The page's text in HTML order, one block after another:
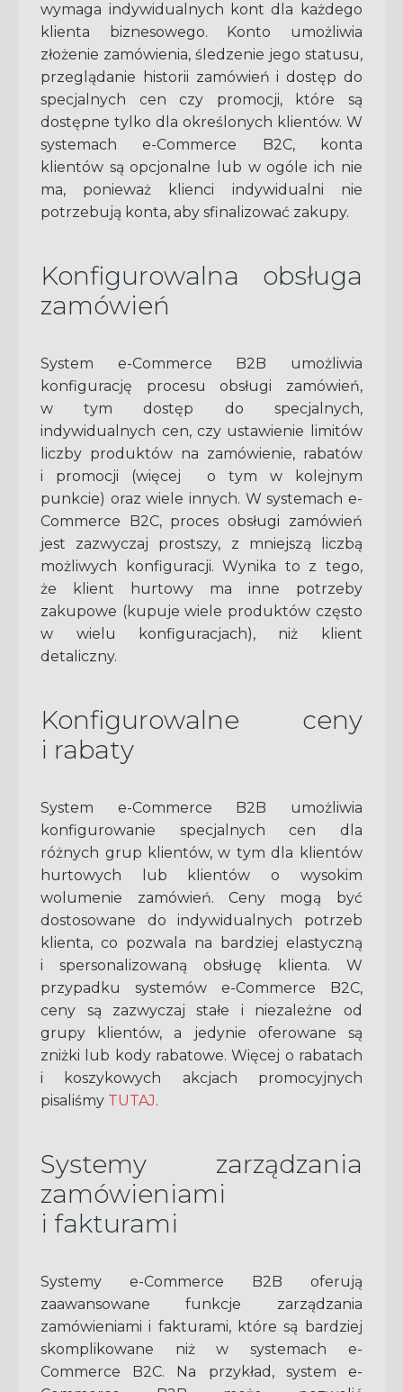
wymaga indywidualnych kont dla każdego
klienta biznesowego. Konto umożliwia
złożenie zamówienia, śledzenie jego statusu,
przeglądanie historii zamówień i dostęp do
specjalnych cen czy promocji, które są
dostępne tylko dla określonych klientów. W
systemach e-Commerce B2C, konta
klientów są opcjonalne lub w ogóle ich nie
ma, ponieważ klienci indywidualni nie
potrzebują konta, aby sfinalizować zakupy.
Konfigurowalna obsługa
zamówień
System e-Commerce B2B umożliwia
konfigurację procesu obsługi zamówień,
w tym dostęp do specjalnych,
indywidualnych cen, czy ustawienie limitów
liczby produktów na zamówienie, rabatów
i promocji (więcej o tym w kolejnym
punkcie) oraz wiele innych. W systemach e-
Commerce B2C, proces obsługi zamówień
jest zazwyczaj prostszy, z mniejszą liczbą
możliwych konfiguracji. Wynika to z tego,
że klient hurtowy ma inne potrzeby
zakupowe (kupuje wiele produktów często
w wielu konfiguracjach), niż klient
detaliczny.
Konfigurowalne ceny
i rabaty
System e-Commerce B2B umożliwia
konfigurowanie specjalnych cen dla
różnych grup klientów, w tym dla klientów
hurtowych lub klientów o wysokim
wolumenie zamówień. Ceny mogą być
dostosowane do indywidualnych potrzeb
klienta, co pozwala na bardziej elastyczną
i spersonalizowaną obsługę klienta. W
przypadku systemów e-Commerce B2C,
ceny są zazwyczaj stałe i niezależne od
grupy klientów, a jedynie oferowane są
zniżki lub kody rabatowe. Więcej o rabatach
i koszykowych akcjach promocyjnych
pisaliśmy TUTAJ.
Systemy zarządzania
zamówieniami
i fakturami
Systemy e-Commerce B2B oferują
zaawansowane funkcje zarządzania
zamówieniami i fakturami, które są bardziej
skomplikowane niż w systemach e-
Commerce B2C. Na przykład, system e-